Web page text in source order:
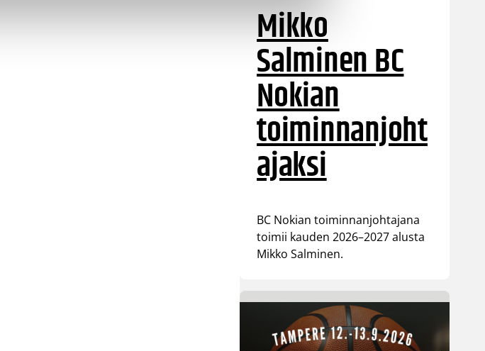
Mikko
Salminen BC
Nokian
toiminnanjoht
ajaksi
BC Nokian toiminnanjohtajana
toimii kauden 2026–2027 alusta
Mikko Salminen.